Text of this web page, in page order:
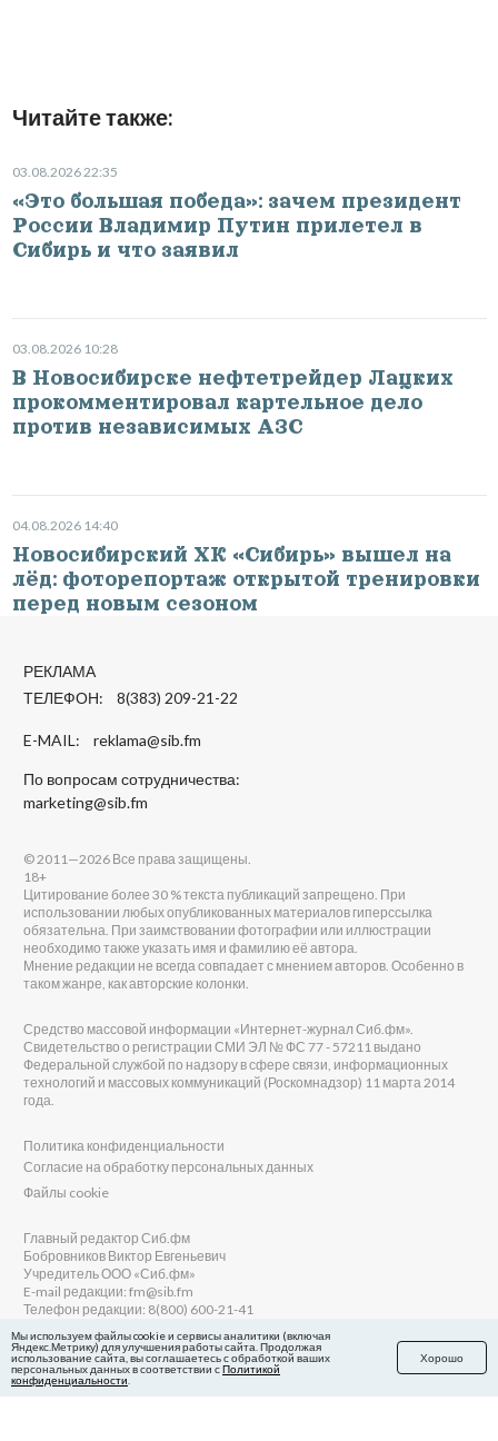
Читайте также:
03.08.2026 22:35
«Это большая победа»: зачем президент
России Владимир Путин прилетел в
Сибирь и что заявил
03.08.2026 10:28
В Новосибирске нефтетрейдер Лацких
прокомментировал картельное дело
против независимых АЗС
04.08.2026 14:40
Новосибирский ХК «Сибирь» вышел на
лёд: фоторепортаж открытой тренировки
перед новым сезоном
РЕКЛАМА
ТЕЛЕФОН: 8(383) 209-21-22
E-MAIL: reklama@sib.fm
По вопросам сотрудничества:
marketing@sib.fm
© 2011—2026 Все права защищены.
18+
Цитирование более 30 % текста публикаций запрещено. При
использовании любых опубликованных материалов гиперссылка
обязательна. При заимствовании фотографии или иллюстрации
необходимо также указать имя и фамилию её автора.
Мнение редакции не всегда совпадает с мнением авторов. Особенно в
таком жанре, как авторские колонки.
Средство массовой информации «Интернет-журнал Сиб.фм».
Свидетельство о регистрации СМИ ЭЛ № ФС 77 - 57211 выдано
Федеральной службой по надзору в сфере связи, информационных
технологий и массовых коммуникаций (Роскомнадзор) 11 марта 2014
года.
Политика конфиденциальности
Согласие на обработку персональных данных
Файлы cookie
Главный редактор Сиб.фм
Бобровников Виктор Евгеньевич
Учредитель ООО «Сиб.фм»
E-mail редакции: fm@sib.fm
Телефон редакции: 8(800) 600-21-41
Сайт разработан и поддерживается Технодзен
Мы используем файлы cookie и сервисы аналитики (включая
Яндекс.Метрику) для улучшения работы сайта. Продолжая
использование сайта, вы соглашаетесь с обработкой ваших
персональных данных в соответствии сПолитикой
конфиденциальности
Хорошо